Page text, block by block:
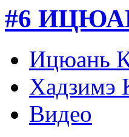
#6
Ицюань
Хадзимэ
Видео